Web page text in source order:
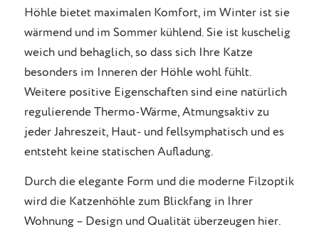
Höhle bietet maximalen Komfort, im Winter ist sie
wärmend und im Sommer kühlend. Sie ist kuschelig
weich und behaglich, so dass sich Ihre Katze
besonders im Inneren der Höhle wohl fühlt.
Weitere positive Eigenschaften sind eine natürlich
regulierende Thermo-Wärme, Atmungsaktiv zu
jeder Jahreszeit, Haut- und fellsymphatisch und es
entsteht keine statischen Aufladung.
Durch die elegante Form und die moderne Filzoptik
wird die Katzenhöhle zum Blickfang in Ihrer
Wohnung – Design und Qualität überzeugen hier.